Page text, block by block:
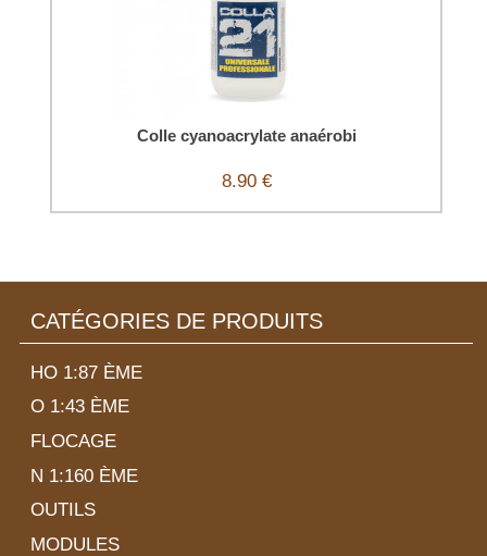
Colle cyanoacrylate anaérobi
8.90 €
CATÉGORIES DE PRODUITS
HO 1:87 ÈME
O 1:43 ÈME
FLOCAGE
N 1:160 ÈME
OUTILS
MODULES